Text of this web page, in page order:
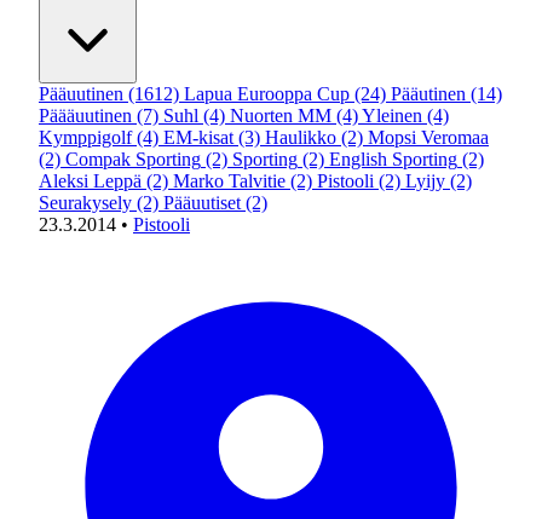
Pääuutinen (1612) Lapua Eurooppa Cup (24) Pääutinen (14)
Päääuutinen (7) Suhl (4) Nuorten MM (4)Yleinen (4)
Kymppigolf (4) EM-kisat (3) Haulikko (2) Mopsi Veromaa
(2) Compak Sporting (2) Sporting (2) English Sporting (2)
Aleksi Leppä (2) Marko Talvitie (2) Pistooli (2) Lyijy (2)
Seurakysely (2) Pääuutiset (2)
23.3.2014 • Pistooli